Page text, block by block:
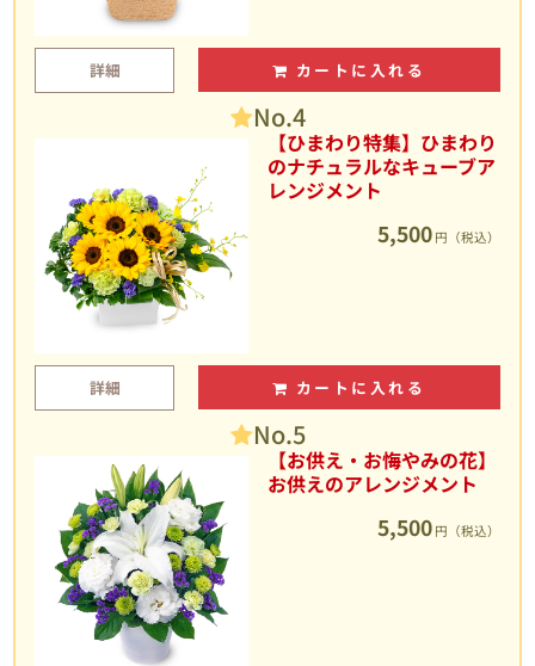
詳細 カートに入れる
No.4
【ひまわり特集】ひまわり
のナチュラルなキューブア
レンジメント
5,500 円（税込）
詳細 カートに入れる
No.5
【お供え・お悔やみの花】
お供えのアレンジメント
5,500 円（税込）